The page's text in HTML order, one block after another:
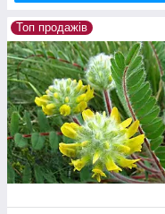
Топ продажів